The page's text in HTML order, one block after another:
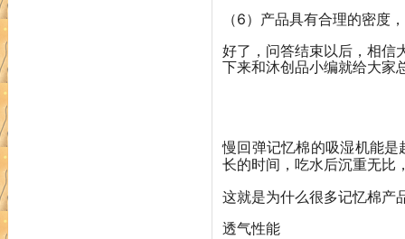
（6）产品具有合理的密度
好了，问答结束以后，相信
下来和沐创品小编就给大家
慢回弹记忆棉的吸湿机能
长的时间，吃水后沉重无比
这就是为什么很多记忆棉产
透气性能